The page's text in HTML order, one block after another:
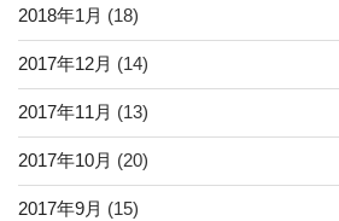
2018年1月 (18)
2017年12月 (14)
2017年11月 (13)
2017年10月 (20)
2017年9月 (15)